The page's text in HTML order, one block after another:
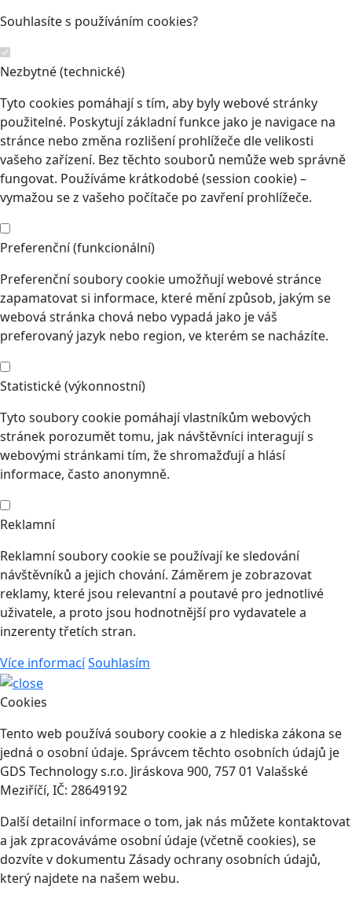
Souhlasíte s používáním cookies?
Nezbytné (technické)
Tyto cookies pomáhají s tím, aby byly webové stránky
použitelné. Poskytují základní funkce jako je navigace na
stránce nebo změna rozlišení prohlížeče dle velikosti
vašeho zařízení. Bez těchto souborů nemůže web správně
fungovat. Používáme krátkodobé (session cookie) –
vymažou se z vašeho počítače po zavření prohlížeče.
Preferenční (funkcionální)
Preferenční soubory cookie umožňují webové stránce
zapamatovat si informace, které mění způsob, jakým se
webová stránka chová nebo vypadá jako je váš
preferovaný jazyk nebo region, ve kterém se nacházíte.
Statistické (výkonnostní)
Tyto soubory cookie pomáhají vlastníkům webových
stránek porozumět tomu, jak návštěvníci interagují s
webovými stránkami tím, že shromažďují a hlásí
informace, často anonymně.
Reklamní
Reklamní soubory cookie se používají ke sledování
návštěvníků a jejich chování. Záměrem je zobrazovat
reklamy, které jsou relevantní a poutavé pro jednotlivé
uživatele, a proto jsou hodnotnější pro vydavatele a
inzerenty třetích stran.
Více informacíSouhlasím
Cookies
Tento web používá soubory cookie a z hlediska zákona se
jedná o osobní údaje. Správcem těchto osobních údajů je
GDS Technology s.r.o. Jiráskova 900, 757 01 Valašské
Meziříčí, IČ: 28649192
Další detailní informace o tom, jak nás můžete kontaktovat
a jak zpracováváme osobní údaje (včetně cookies), se
dozvíte v dokumentu Zásady ochrany osobních údajů,
který najdete na našem webu.